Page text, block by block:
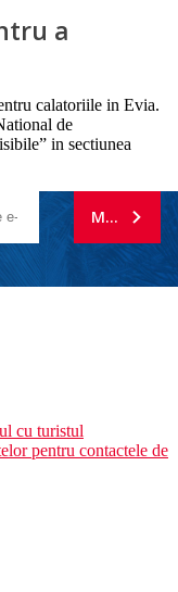
a
calatoriile in Evia.
de
in sectiunea
MA
cu turistul
pentru contactele de